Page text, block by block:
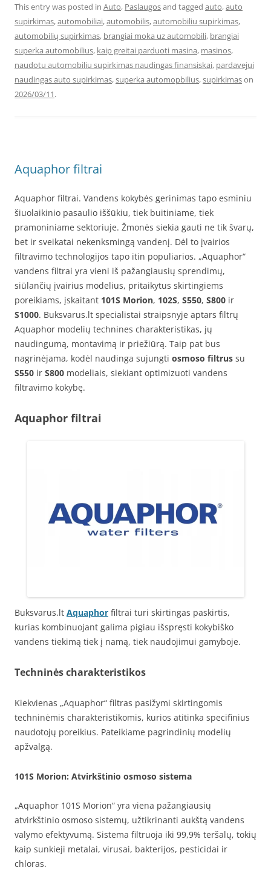
This entry was posted in Auto, Paslaugosand tagged auto,auto
supirkimas,automobiliai,automobilis,automobiliu supirkimas,
automobilių supirkimas, brangiai moka uz automobili, brangiai
superka automobilius, kaip greitai parduoti masina, masinos,
naudotu automobiliu supirkimas naudingas finansiskai, pardavejui
naudingas auto supirkimas,superka automopbilius,supirkimason
2026/03/11.
Aquaphor filtrai
Aquaphor filtrai. Vandens kokybės gerinimas tapo esminiu
šiuolaikinio pasaulio iššūkiu, tiek buitiniame, tiek
pramoniniame sektoriuje. Žmonės siekia gauti ne tik švarų,
bet ir sveikatai nekenksmingą vandenį. Dėl to įvairios
filtravimo technologijos tapo itin populiarios. „Aquaphor“
vandens filtrai yra vieni iš pažangiausių sprendimų,
siūlančių įvairius modelius, pritaikytus skirtingiems
poreikiams, įskaitant 101S Morion, 102S, S550, S800 ir
S1000. Buksvarus.lt specialistai straipsnyje aptars filtrų
Aquaphor modelių technines charakteristikas, jų
naudingumą, montavimą ir priežiūrą. Taip pat bus
nagrinėjama, kodėl naudinga sujungti osmoso filtrus su
S550 ir S800 modeliais, siekiant optimizuoti vandens
filtravimo kokybę.
Aquaphor filtrai
Buksvarus.lt Aquaphor filtrai turi skirtingas paskirtis,
kurias kombinuojant galima pigiau išspręsti kokybiško
vandens tiekimą tiek į namą, tiek naudojimui gamyboje.
Techninės charakteristikos
Kiekvienas „Aquaphor“ filtras pasižymi skirtingomis
techninėmis charakteristikomis, kurios atitinka specifinius
naudotojų poreikius. Pateikiame pagrindinių modelių
apžvalgą.
101S Morion: Atvirkštinio osmoso sistema
„Aquaphor 101S Morion“ yra viena pažangiausių
atvirkštinio osmoso sistemų, užtikrinanti aukštą vandens
valymo efektyvumą. Sistema filtruoja iki 99,9% teršalų, tokių
kaip sunkieji metalai, virusai, bakterijos, pesticidai ir
chloras.